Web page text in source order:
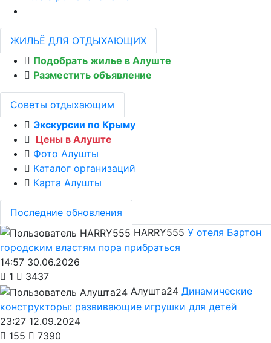
ЖИЛЬЁ ДЛЯ ОТДЫХАЮЩИХ
Подобрать жилье в Алуште
Разместить объявление
Советы отдыхающим
Экскурсии по Крыму
Цены в Алуште
Фото Алушты
Каталог организаций
Карта Алушты
Последние обновления
HARRY555 У отеля Бартон
городским властям пора прибраться
14:57 30.06.2026
1
3437
Алушта24 Динамические
конструкторы: развивающие игрушки для детей
23:27 12.09.2024
155
7390